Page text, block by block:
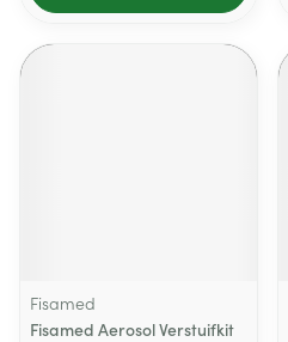
Fisamed
Fisamed Aerosol Verstuifkit